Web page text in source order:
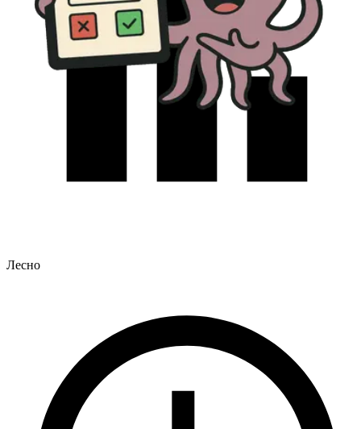
Лесно